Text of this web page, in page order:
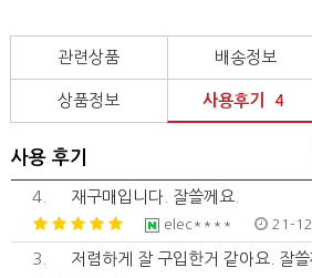
관련상품 배송정보
상품정보 사용후기 4
사용 후기
4. 재구매입니다. 잘쓸께요.
elec**** 21-
3. 저렴하게 잘 구입한거 같아요. 잘쓸